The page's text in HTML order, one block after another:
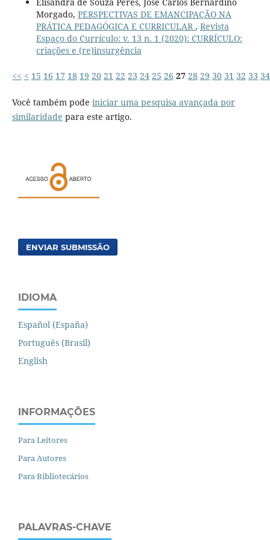
Morgado, PERSPECTIVAS DE EMANCIPAÇÃO NA
PRÁTICA PEDAGÓGICA E CURRICULAR, Revista
Espaço do Currículo: v. 13 n. 1 (2020): CURRÍCULO:
criações e (re)insurgência
<< < 15 16 17 18 19 20 21 22 23 24 25 26 27 28 29 30 31 32 33 34
Você também pode iniciar uma pesquisa avançada por
similaridade para este artigo.
ENVIAR SUBMISSÃO
IDIOMA
Español (España)
Português (Brasil)
English
INFORMAÇÕES
Para Leitores
Para Autores
Para Bibliotecários
PALAVRAS-CHAVE